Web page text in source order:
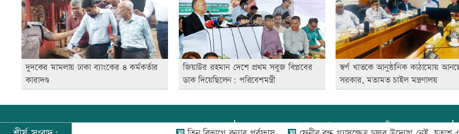
দুদকের মামলায় ঢাকা ব্যাংকের ৪ কর্মকর্তার
কারাদণ্ড
জিয়াউর রহমান দেশে প্রথম সবুজ বিপ্লবের
ডাক দিয়েছিলেন: পরিবেশমন্ত্রী
স্বর্ণ খাতকে আনুষ্ঠানিক কাঠামোয়
সরকার, মতামত চাইল মন্ত্রণালয়
প্রধান সম্পাদক:আফজাল বারী